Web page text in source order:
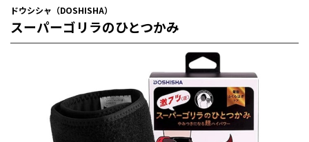
ドウシシャ（DOSHISHA）
スーパーゴリラのひとつかみ